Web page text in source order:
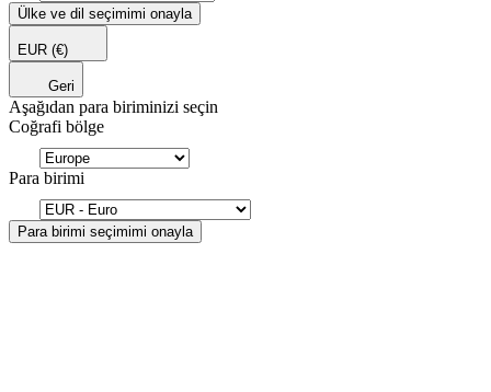
Ülke ve dil seçimimi onayla
EUR (€)
Geri
Aşağıdan para biriminizi seçin
Coğrafi bölge
Para birimi
Para birimi seçimimi onayla